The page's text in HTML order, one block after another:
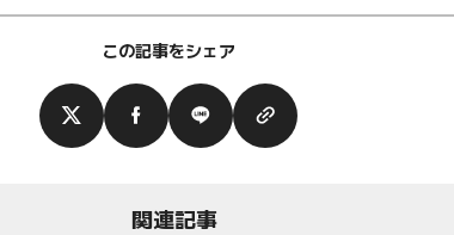
この記事をシェア
関連記事